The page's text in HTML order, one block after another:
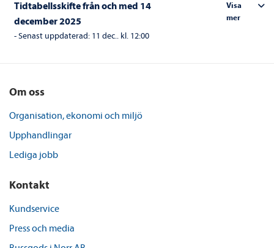
Tidtabellsskifte från och med 14
december 2025
-Senast uppdaterad: 11 dec.. kl. 12:00
Visa
mer
Om oss
Organisation, ekonomi och miljö
Upphandlingar
Lediga jobb
Kontakt
Kundservice
Press och media